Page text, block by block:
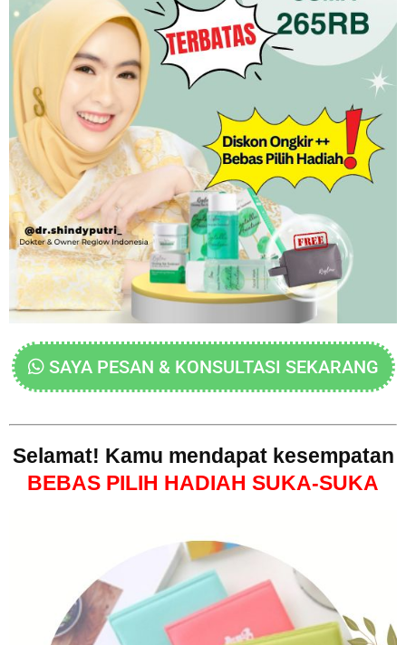
SAYA PESAN & KONSULTASI SEKARANG
Selamat! Kamu mendapat kesempatan
BEBAS PILIH HADIAH SUKA-SUKA